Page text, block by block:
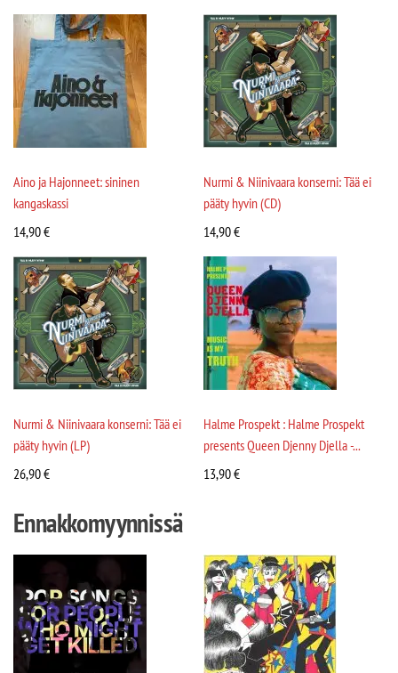
Aino ja Hajonneet: sininen
kangaskassi
14,90€
Nurmi & Niinivaara konserni: Tää ei
pääty hyvin (CD)
14,90€
Nurmi & Niinivaara konserni: Tää ei
pääty hyvin (LP)
26,90€
Halme Prospekt : Halme Prospekt
presents Queen Djenny Djella -...
13,90€
Ennakkomyynnissä